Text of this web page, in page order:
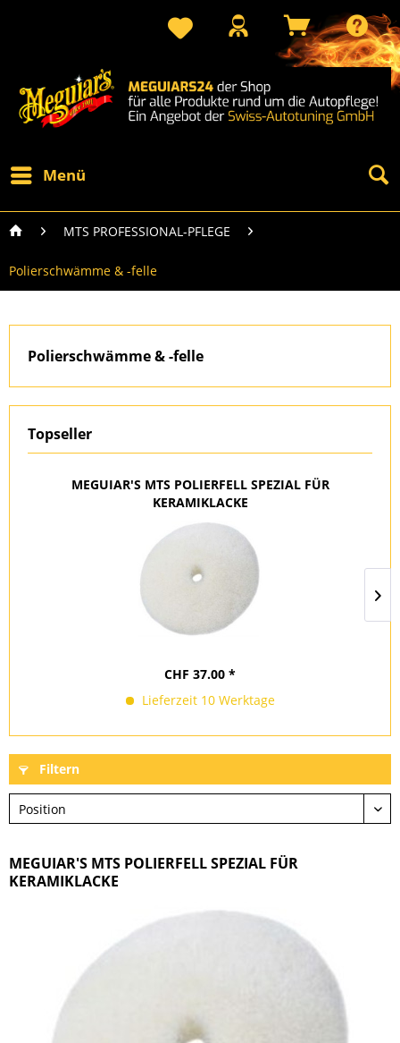
Menü
MTS PROFESSIONAL-PFLEGE
Polierschwämme & -felle
Polierschwämme & -felle
Topseller
MEGUIAR'S MTS POLIERFELL SPEZIAL FÜR
KERAMIKLACKE
CHF 37.00 *
Lieferzeit 10 Werktage
Filtern
MEGUIAR'S MTS POLIERFELL SPEZIAL FÜR
KERAMIKLACKE